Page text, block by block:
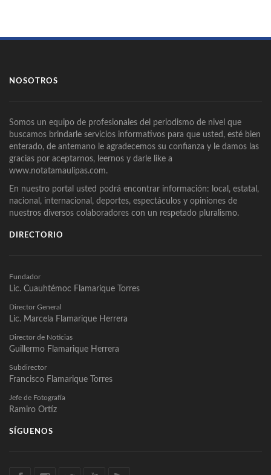
NOSOTROS
Somos un equipo de profesionales del periodismo de nivel que
buscamos brindarle servicios informativos para que usted, esté bien
enterado, de antemano le agradecemos su confianza y le damos las
gracias por aceptarnos, leernos y darle like a
www.notatamaulipas.com.
En nuestro portal usted podrá encontrar información: local, estatal,
nacional, internacional, deportes, espectáculos y opiniones de
nuestros diversos colaboradores con un respetado pluralismo.
DIRECTORIO
Fundador
Lic. Cuauhtémoc Flamarique Torres
Director General
Lic. Marcela Flamarique Herrera
Director de Noticias
Guillermo Flamarique Herrera
Subdirector
Francisco Flamarique Torres
Jefe de Fotografía
Ramiro Ortíz
SÍGUENOS